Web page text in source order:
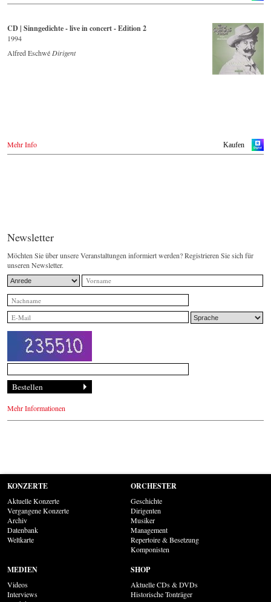
CD | Sinngedichte - live in concert - Edition 2
1994
Alfred Eschwé Dirigent
Kaufen
Mehr Info
Newsletter
Möchten Sie über unsere Veranstaltungen informiert werden? Registrieren Sie sich für
unseren Newsletter.
Mehr Informationen
KONZERTE
Aktuelle Konzerte
Vergangene Konzerte
Archiv
Datenbank
Weltkarte
ORCHESTER
Geschichte
Dirigenten
Musiker
Management
Repertoire & Besetzung
Komponisten
MEDIEN
Videos
Interviews
SHOP
Aktuelle CDs & DVDs
Historische Tonträger